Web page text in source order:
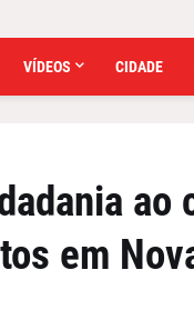
VÍDEOS CIDADE
ao
em